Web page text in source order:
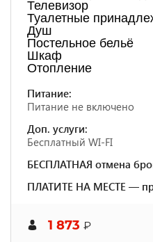
Телевизор
Туалетные
Душ
Постельное бельё
Шкаф
Отопление
Питание:
Питание не включено
Доп. услуги:
Бесплатный WI-FI
БЕСПЛАТНАЯ отмена
ПЛАТИТЕ НА МЕСТЕ —
1 873 ₽